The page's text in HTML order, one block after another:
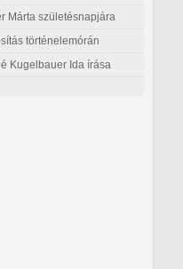
Márta születésnapjára
történelemórán
Kugelbauer Ida írása